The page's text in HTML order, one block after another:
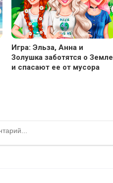
Игра: Эльза, Анна и
Золушка заботятся о Земле
и спасают ее от мусора